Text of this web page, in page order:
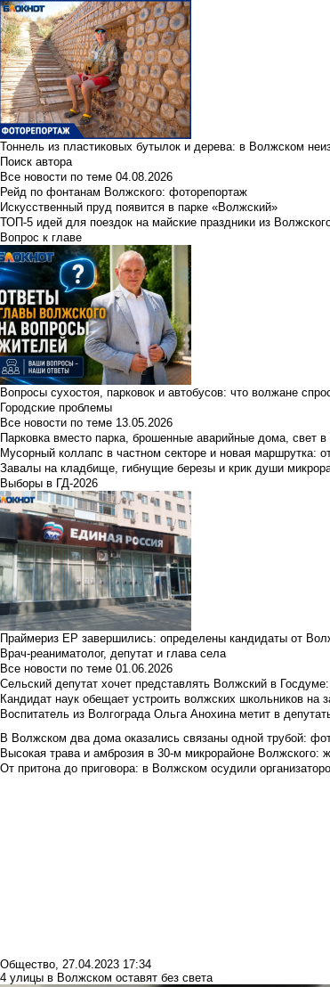
Тоннель из пластиковых бутылок и дерева: в Волжском
Поиск автора
Все новости по теме 04.08.2026
Рейд по фонтанам Волжского: фоторепортаж
Искусственный пруд появится в парке «Волжский»
ТОП-5 идей для поездок на майские праздники из
Вопрос к главе
Вопросы сухостоя, парковок и автобусов: что волжане
Городские проблемы
Все новости по теме 13.05.2026
Парковка вместо парка, брошенные аварийные дома, свет
Мусорный коллапс в частном секторе и новая маршрутка:
Завалы на кладбище, гибнущие березы и крик души
Выборы в ГД-2026
Праймериз ЕР завершились: определены кандидаты от
Врач-реаниматолог, депутат и глава села
Все новости по теме 01.06.2026
Сельский депутат хочет представлять Волжский в
Кандидат наук обещает устроить волжских школьников
Воспитатель из Волгограда Ольга Анохина метит в
В Волжском два дома оказались связаны одной трубой:
Высокая трава и амброзия в 30‑м микрорайоне Волжского:
От притона до приговора: в Волжском осудили
Общество, 27.04.2023 17:34
4 улицы в Волжском оставят без света